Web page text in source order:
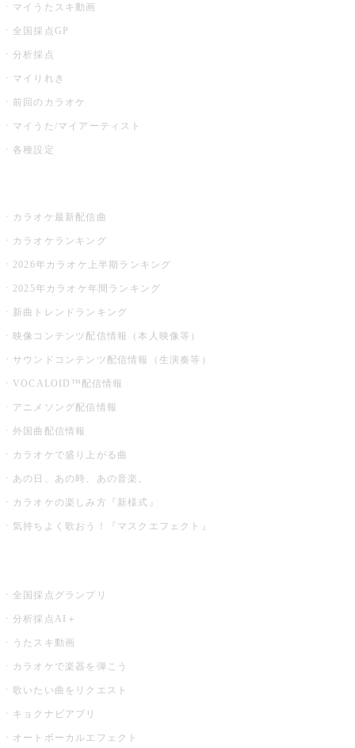
マイうたスキ動画
全国採点GP
分析採点
マイりれき
前回のカラオケ
マイうた/マイアーティスト
各種設定
カラオケ最新配信曲
カラオケランキング
2026年カラオケ上半期ランキング
2025年カラオケ年間ランキング
新曲トレンドランキング
映像コンテンツ配信情報（本人映像等）
サウンドコンテンツ配信情報（生演奏等）
VOCALOID™配信情報
アニメソング配信情報
外国曲配信情報
カラオケで盛り上がる曲
あの日、あの時、あの音楽。
カラオケの楽しみ方『新様式』
気持ちよく歌おう！『マスクエフェクト』
全国採点グランプリ
分析採点AI＋
うたスキ動画
カラオケで楽器を弾こう
歌いたい曲をリクエスト
キョクナビアプリ
オートボーカルエフェクト